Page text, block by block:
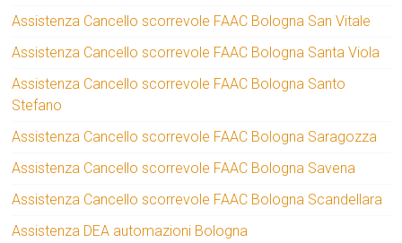
Assistenza Cancello scorrevole FAAC Bologna San Vitale
Assistenza Cancello scorrevole FAAC Bologna Santa Viola
Assistenza Cancello scorrevole FAAC Bologna Santo
Stefano
Assistenza Cancello scorrevole FAAC Bologna Saragozza
Assistenza Cancello scorrevole FAAC Bologna Savena
Assistenza Cancello scorrevole FAAC Bologna Scandellara
Assistenza DEA automazioni Bologna